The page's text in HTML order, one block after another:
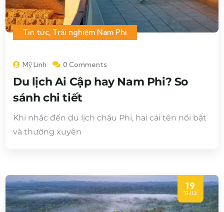
Tin tức Trải nghiệm Nam Phi
Mỹ Linh 0 Comments
Du lịch Ai Cập hay Nam Phi? So
sánh chi tiết
Khi nhắc đến du lịch châu Phi, hai cái tên nổi bật
và thường xuyên
19
TH12